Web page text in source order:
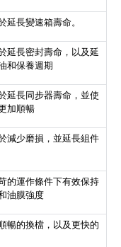
延長變速箱壽命。
延長密封壽命，以及延
和保養週期
延長同步器壽命，並使
加順暢
減少磨損，並延長組件
的運作條件下有效保持
油膜強度
暢的換檔，以及更快的